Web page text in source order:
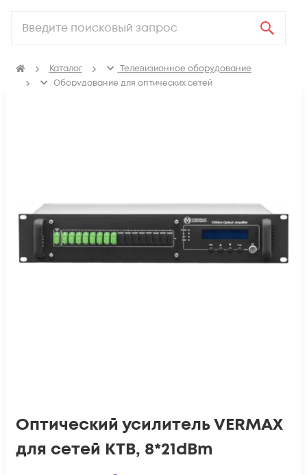
Каталог
Телевизионное оборудование
Оборудование для оптических сетей
Оптический усилитель VERMAX
для сетей КТВ, 8*21dBm